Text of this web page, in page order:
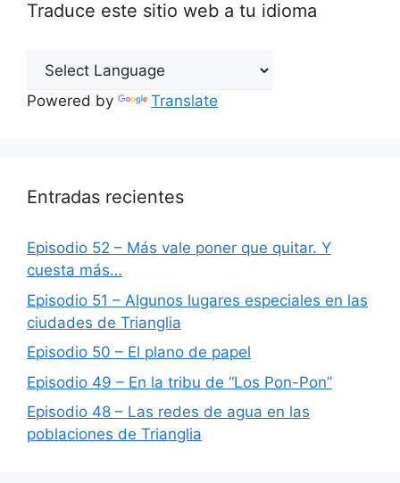
Traduce este sitio web a tu idioma
Powered by Translate
Entradas recientes
Episodio 52 – Más vale poner que quitar. Y
cuesta más…
Episodio 51 – Algunos lugares especiales en las
ciudades de Trianglia
Episodio 50 – El plano de papel
Episodio 49 – En la tribu de “Los Pon-Pon”
Episodio 48 – Las redes de agua en las
poblaciones de Trianglia